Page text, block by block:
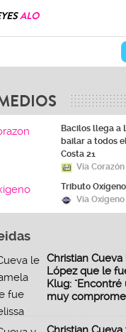
ALO
Bacilos llega a
bailar a todos
Costa 21
Vía Corazón
Tributo
Vía Oxígeno
Christian
López que le
Klug:
muy